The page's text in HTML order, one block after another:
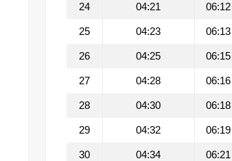
24 04:21 06:12
25 04:23 06:13
26 04:25 06:15
27 04:28 06:16
28 04:30 06:18
29 04:32 06:19
30 04:34 06:21